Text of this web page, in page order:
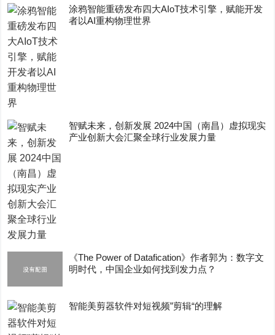
涂鸦智能重磅发布四大AIoT技术引擎，赋能开发
者以AI重构物理世界
智赋未来，创新发展 2024中国（南昌）虚拟现实
产业创新大会汇聚全球行业发展力量
《The Power of Datafication》作者郭为：数字文
明时代，中国企业如何找到发力点？
智能美剪器软件对短视频”剪辑“的理解